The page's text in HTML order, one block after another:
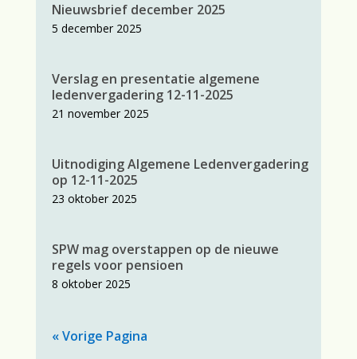
Nieuwsbrief december 2025
5 december 2025
Verslag en presentatie algemene
ledenvergadering 12-11-2025
21 november 2025
Uitnodiging Algemene Ledenvergadering
op 12-11-2025
23 oktober 2025
SPW mag overstappen op de nieuwe
regels voor pensioen
8 oktober 2025
« Vorige Pagina